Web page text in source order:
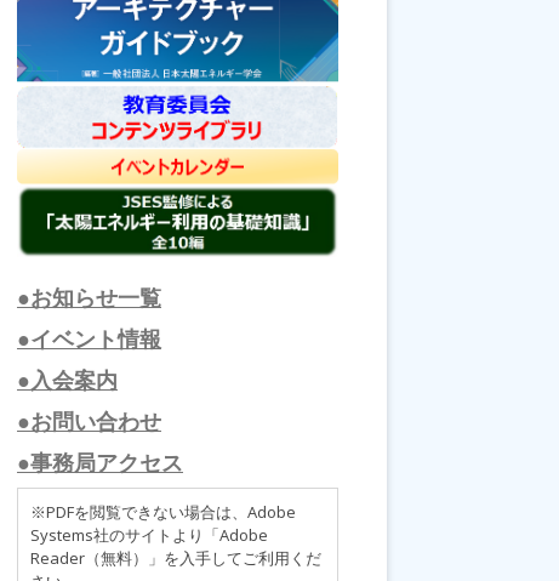
●お知らせ一覧
●イベント情報
●入会案内
●お問い合わせ
●事務局アクセス
※PDFを閲覧できない場合は、Adobe
Systems社のサイトより「Adobe
Reader（無料）」を入手してご利用くだ